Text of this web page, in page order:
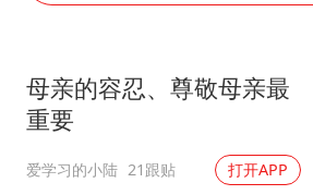
公司“上四休
东方之约 相
母亲的容忍、尊敬母亲最
重要
爱学习的小陆 21跟贴 打开APP